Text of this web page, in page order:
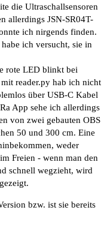
die Ultraschallsensoren
allerdings JSN-SR04T-
ich nirgends finden.
ich versucht, sie in
rote LED blinkt bei
reader.py hab ich nicht
über USB-C Kabel
App sehe ich allerdings
von zwei gebauten OBS
50 und 300 cm. Eine
weder
Freien - wenn man den
schnell wegzieht, wird
bzw. ist sie bereits